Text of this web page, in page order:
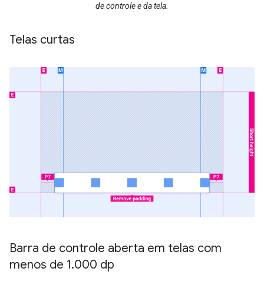
de controle e da tela.
Telas curtas
Barra de controle aberta em telas com
menos de 1.000 dp